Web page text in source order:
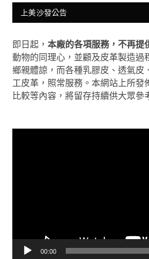
上美沙發公告
即日起， 本廠的各項服務，不再提
動物的同理心，並顧及皮革製造過
鄉親體諒，而各種乳膠皮、透氣皮
工皮革，照常服務。本網站上所發
比較等內容，將留存持續供大眾
00:00